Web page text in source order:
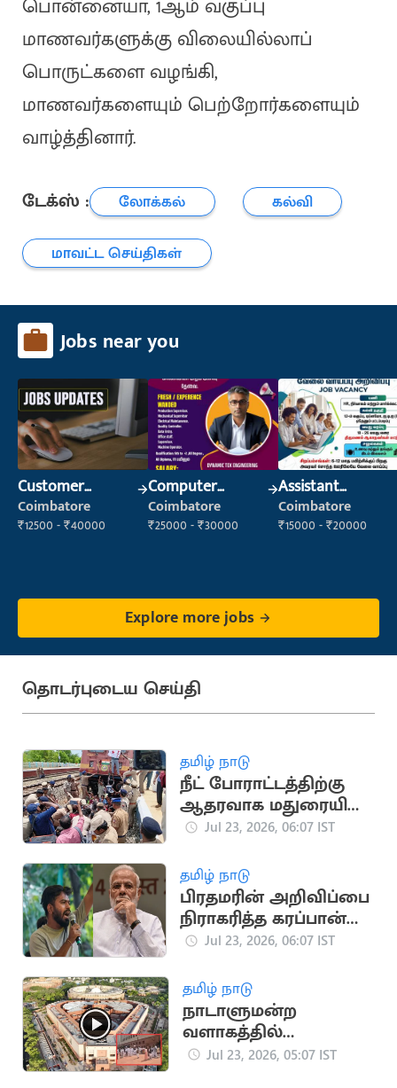
பொன்னையா, 1ஆம் வகுப்பு
மாணவர்களுக்கு விலையில்லாப்
பொருட்களை வழங்கி,
மாணவர்களையும் பெற்றோர்களையும்
வாழ்த்தினார்.
டேக்ஸ் : லோக்கல்
கல்வி
மாவட்ட செய்திகள்
Jobs near you
Customer
Support Officer
Coimbatore
₹12500 - ₹40000
Computer
Operator
Coimbatore
₹25000 - ₹30000
Assistant
Manager
Coimbatore
₹15000 - ₹20000
Explore more jobs
தொடர்புடைய செய்தி
தமிழ் நாடு
நீட் போராட்டத்திற்கு
ஆதரவாக மதுரையில்
டி.ஒய்.எப்.ஐ
மறியல்
Jul 23, 2026, 06:07 IST
தமிழ் நாடு
பிரதமரின் அறிவிப்பை
நிராகரித்த கரப்பான்
பூச்சி ஜனதா கட்சி
Jul 23, 2026, 06:07 IST
தமிழ் நாடு
நாடாளுமன்ற
வளாகத்தில்
போராட்டத்தில் ஈடுபட்ட
Jul 23, 2026, 05:07 IST